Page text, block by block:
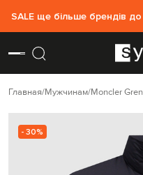
SALE ще більше брендів
Главная Мужчинам Moncler
- 30%